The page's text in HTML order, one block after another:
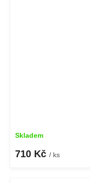
Skladem
710 Kč / ks